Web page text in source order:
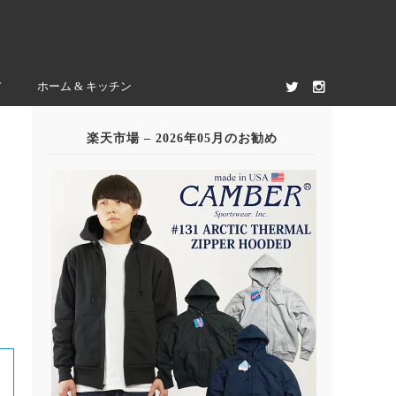
ホーム & キッチン
楽天市場 – 2026年05月のお勧め